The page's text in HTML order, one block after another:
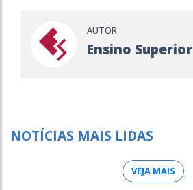
AUTOR
Ensino Superior
NOTÍCIAS MAIS LIDAS
VEJA MAIS